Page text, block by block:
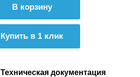
Купить в 1 клик
Техническая документация